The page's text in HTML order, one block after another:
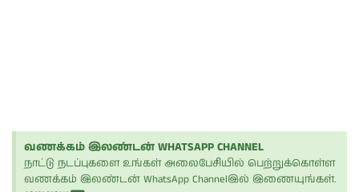
வணக்கம் இலண்டன் WHATSAPP CHANNEL
நாட்டு நடப்புகளை உங்கள் அலைபேசியில் பெற்றுக்கொள்ள
வணக்கம் இலண்டன் WhatsApp Channelஇல் இணையுங்கள்.